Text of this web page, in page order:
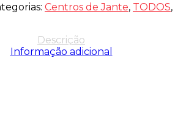
Centros de Jante, TODOS,
Descrição
Informação adicional